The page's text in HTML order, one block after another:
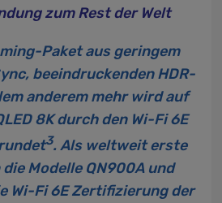
zum Rest der Welt
Paket aus geringem
beeindruckenden HDR-
anderem mehr wird auf
8K durch den Wi-Fi 6E
3. Als weltweit erste
die Modelle QN900Aund
Wi-Fi 6E Zertifizierung der